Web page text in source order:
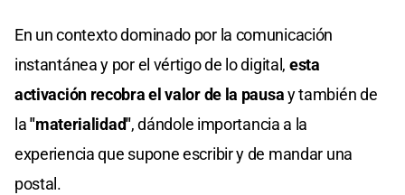
En un contexto dominado por la comunicación
instantánea y por el vértigo de lo digital, esta
activación recobra el valor de la pausay también de
la"materialidad", dándole importancia a la
experiencia que supone escribir y de mandar una
postal.